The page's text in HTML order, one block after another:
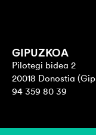
GIPUZKOA
Pilotegi bidea 2
20018 Donostia
94 359 80 39